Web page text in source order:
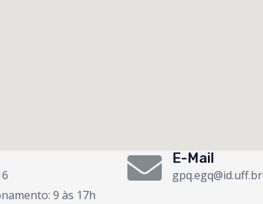
9 às 17h
E-Mail
gpq.egq@id.uff.br